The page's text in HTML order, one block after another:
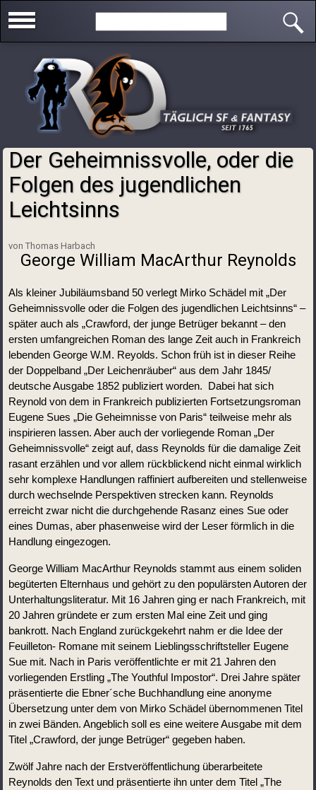
Sie sind hier
Der Geheimnissvolle, oder die
Folgen des jugendlichen
Leichtsinns
von Thomas Harbach
George William MacArthur Reynolds
Als kleiner Jubiläumsband 50 verlegt Mirko Schädel mit „Der
Geheimnissvolle oder die Folgen des jugendlichen Leichtsinns“ –
später auch als „Crawford, der junge Betrüger bekannt – den
ersten umfangreichen Roman des lange Zeit auch in Frankreich
lebenden George W.M. Reyolds. Schon früh ist in dieser Reihe
der Doppelband „Der Leichenräuber“ aus dem Jahr 1845/
deutsche Ausgabe 1852 publiziert worden.  Dabei hat sich
Reynold von dem in Frankreich publizierten Fortsetzungsroman
Eugene Sues „Die Geheimnisse von Paris“ teilweise mehr als
inspirieren lassen. Aber auch der vorliegende Roman „Der
Geheimnissvolle“ zeigt auf, dass Reynolds für die damalige Zeit
rasant erzählen und vor allem rückblickend nicht einmal wirklich
sehr komplexe Handlungen raffiniert aufbereiten und stellenweise
durch wechselnde Perspektiven strecken kann. Reynolds
erreicht zwar nicht die durchgehende Rasanz eines Sue oder
eines Dumas, aber phasenweise wird der Leser förmlich in die
Handlung eingezogen.
George William MacArthur Reynolds stammt aus einem soliden
begüterten Elternhaus und gehört zu den populärsten Autoren der
Unterhaltungsliteratur. Mit 16 Jahren ging er nach Frankreich, mit
20 Jahren gründete er zum ersten Mal eine Zeit und ging
bankrott. Nach England zurückgekehrt nahm er die Idee der
Feuilleton- Romane mit seinem Lieblingsschriftsteller Eugene
Sue mit. Nach in Paris veröffentlichte er mit 21 Jahren den
vorliegenden Erstling „The Youthful Impostor“. Drei Jahre später
präsentierte die Ebner´sche Buchhandlung eine anonyme
Übersetzung unter dem von Mirko Schädel übernommenen Titel
in zwei Bänden. Angeblich soll es eine weitere Ausgabe mit dem
Titel „Crawford, der junge Betrüger“ gegeben haben.
Zwölf Jahre nach der Erstveröffentlichung überarbeitete
Reynolds den Text und präsentierte ihn unter dem Titel „The